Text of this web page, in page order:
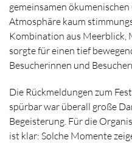
gemeinsamen
Atmosphäre kaum
Kombination aus Meerblick,
sorgte für einen tief
Besucherinnen und
Die Rückmeldungen zum
spürbar war überall große
Begeisterung. Für die
ist klar: Solche Momente